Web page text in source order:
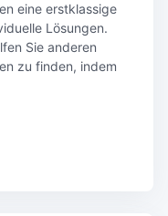
eine erstklassige
Lösungen.
Sie anderen
zu finden, indem